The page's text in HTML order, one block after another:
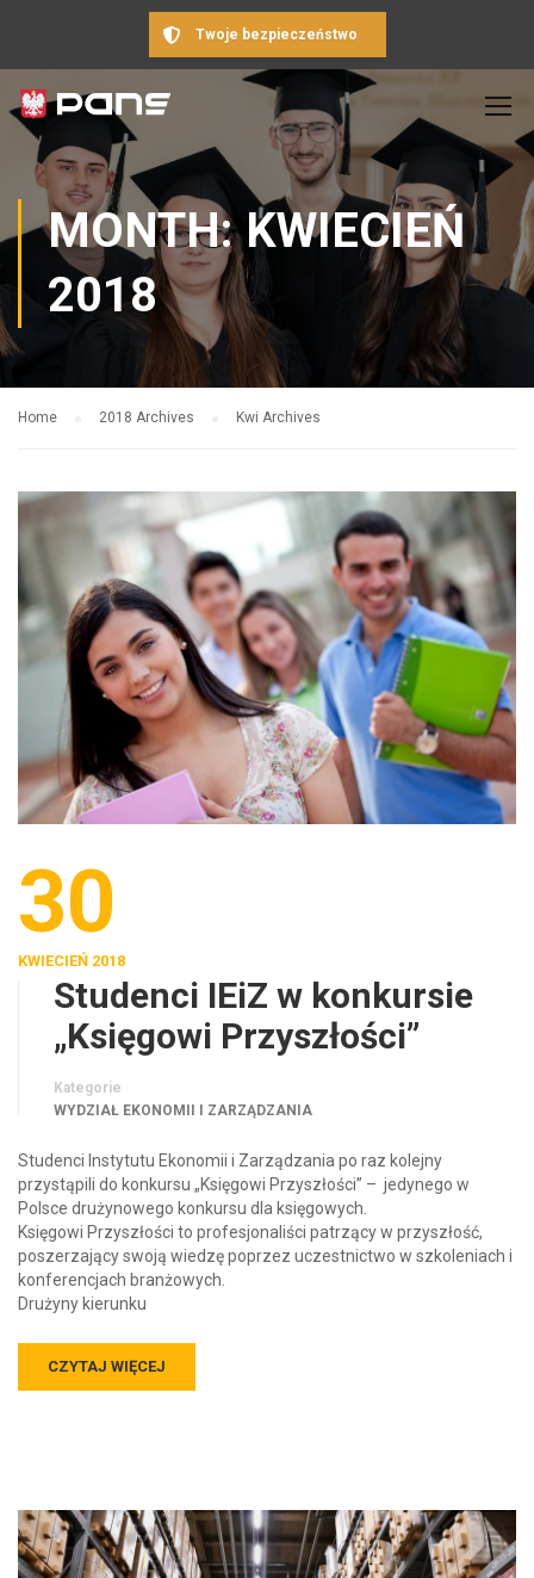
Twoje bezpieczeństwo
MONTH: KWIECIEŃ
2018
Home 2018 Archives Kwi Archives
30
KWIECIEŃ 2018
Studenci IEiZ w konkursie
„Księgowi Przyszłości”
Kategorie
WYDZIAŁ EKONOMII I ZARZĄDZANIA
Studenci Instytutu Ekonomii i Zarządzania po raz kolejny
przystąpili do konkursu „Księgowi Przyszłości” – jedynego w
Polsce drużynowego konkursu dla księgowych.
Księgowi Przyszłości to profesjonaliści patrzący w przyszłość,
poszerzający swoją wiedzę poprzez uczestnictwo w szkoleniach i
konferencjach branżowych.
Drużyny kierunku
CZYTAJ WIĘCEJ